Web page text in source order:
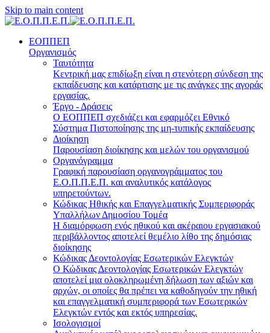
Skip to main content
ΕΟΠΠΕΠ
Οργανισμός
Ταυτότητα
Κεντρική μας επιδίωξη είναι η στενότερη σύνδεση της
εκπαίδευσης και κατάρτισης με τις ανάγκες της αγοράς
εργασίας.
Έργο - Δράσεις
Ο ΕΟΠΠΕΠ σχεδιάζει και εφαρμόζει Eθνικό
Σύστημα Πιστοποίησης της μη-τυπικής εκπαίδευσης
Διοίκηση
Παρουσίαση διοίκησης και μελών του οργανισμού
Οργανόγραμμα
Γραφική παρουσίαση οργανογράμματος του
Ε.Ο.Π.Π.Ε.Π. και αναλυτικός κατάλογος
υπηρετούντων.
Κώδικας Ηθικής και Επαγγελματικής Συμπεριφοράς
Υπαλλήλων Δημοσίου Τομέα
Η διαμόρφωση ενός ηθικού και ακέραιου εργασιακού
περιβάλλοντος αποτελεί θεμέλιο λίθο της δημόσιας
διοίκησης
Κώδικας Δεοντολογίας Εσωτερικών Ελεγκτών
Ο Κώδικας Δεοντολογίας Εσωτερικών Ελεγκτών
αποτελεί μια ολοκληρωμένη δήλωση των αξιών και
αρχών, οι οποίες θα πρέπει να καθοδηγούν την ηθική
και επαγγελματική συμπεριφορά των Εσωτερικών
Ελεγκτών εντός και εκτός υπηρεσίας.
Ισολογισμοί